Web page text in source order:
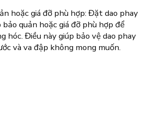
hoặc giá đỡ phù hợp: Đặt dao phay
quản hoặc giá đỡ phù hợp để
hóc. Điều này giúp bảo vệ dao phay
và va đập không mong muốn.